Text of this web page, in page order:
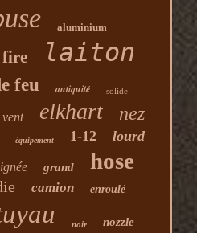
aluminium
fire laiton
feu antiquité solide
vent elkhart nez
équipement 1-12 lourd
grand hose
camion enroulé
noir nozzle